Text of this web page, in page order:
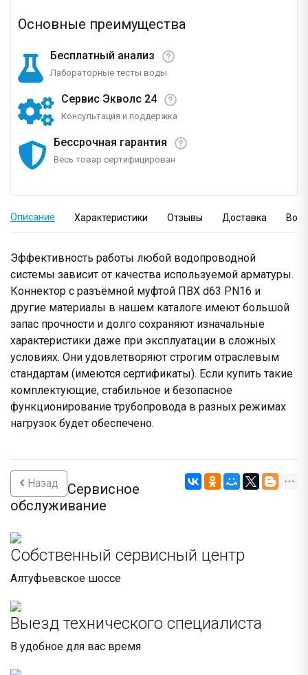
Основные преимущества
Бесплатный анализ
Лабораторные тесты воды
Сервис Экволс 24
Консультация и поддержка
Бессрочная гарантия
Весь товар сертифицирован
Описание Характеристики Отзывы Доставка
Эффективность работы любой водопроводной
системы зависит от качества используемой арматуры.
Коннектор с разъёмной муфтой ПВХ d63 PN16 и
другие материалы в нашем каталоге имеют большой
запас прочности и долго сохраняют изначальные
характеристики даже при эксплуатации в сложных
условиях. Они удовлетворяют строгим отраслевым
стандартам (имеются сертификаты). Если купить такие
комплектующие, стабильное и безопасное
функционирование трубопровода в разных режимах
нагрузок будет обеспечено.
Назад
Сервисное
обслуживание
Собственный сервисный центр
Алтуфьевское шоссе
Выезд технического специалиста
В удобное для вас время